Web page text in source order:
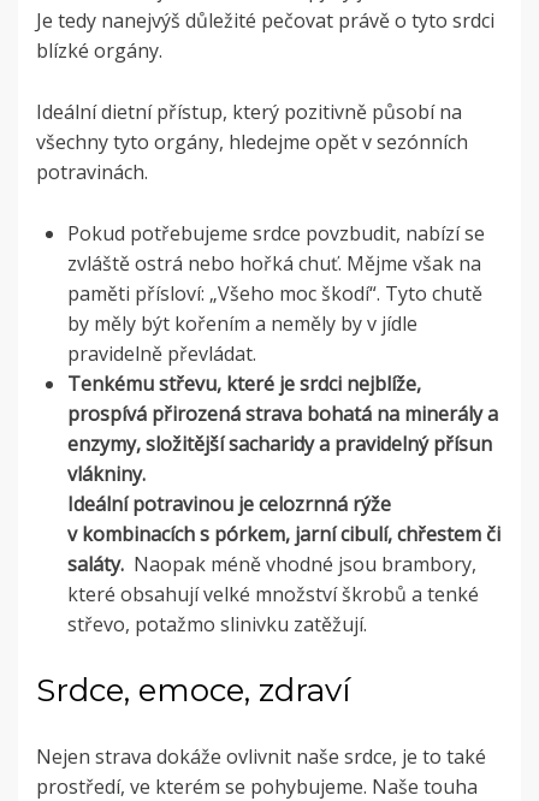
Je tedy nanejvýš důležité pečovat právě o tyto srdci
blízké orgány.
Ideální dietní přístup, který pozitivně působí na
všechny tyto orgány, hledejme opět v sezónních
potravinách.
Pokud potřebujeme srdce povzbudit, nabízí se
zvláště ostrá nebo hořká chuť. Mějme však na
paměti přísloví: „Všeho moc škodí“. Tyto chutě
by měly být kořením a neměly by v jídle
pravidelně převládat.
Tenkému střevu, které je srdci nejblíže,
prospívá přirozená strava bohatá na minerály a
enzymy, složitější sacharidy a pravidelný přísun
vlákniny.
Ideální potravinou je celozrnná rýže
v kombinacích s pórkem, jarní cibulí, chřestem či
saláty. Naopak méně vhodné jsou brambory,
které obsahují velké množství škrobů a tenké
střevo, potažmo slinivku zatěžují.
Srdce, emoce, zdraví
Nejen strava dokáže ovlivnit naše srdce, je to také
prostředí, ve kterém se pohybujeme. Naše touha